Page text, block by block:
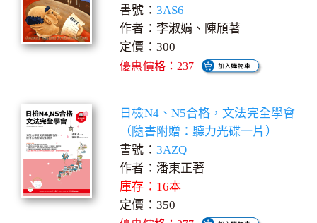
書號： 3AS6
作者：李淑娟、陳頎著
定價：300
優惠價格：237
日檢N4、N5合格，文法完全學會
（隨書附贈：聽力光碟一片）
書號： 3AZQ
作者：潘東正著
庫存：16本
定價：350